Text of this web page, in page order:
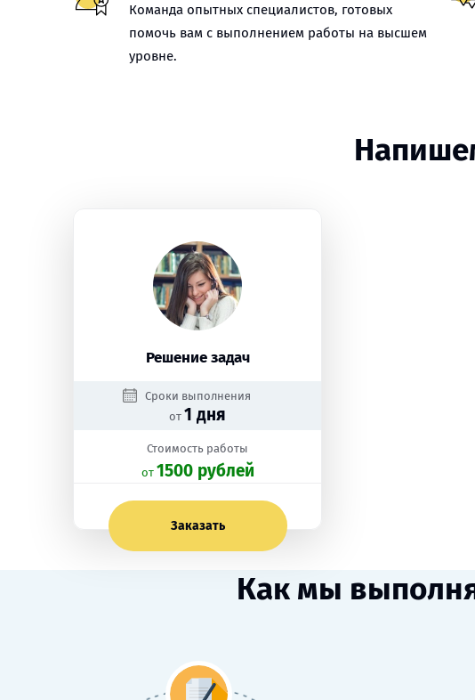
Команда опытных специалистов, готовых
помочь вам с выполнением работы на высшем
уровне.
Решение задач
Сроки выполнения
от 1 дня
Стоимость работы
oт 1500 рублей
Заказать
Как мы